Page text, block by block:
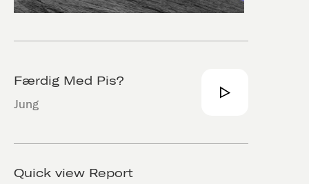
Færdig Med Pis?
Jung
Quick view Report